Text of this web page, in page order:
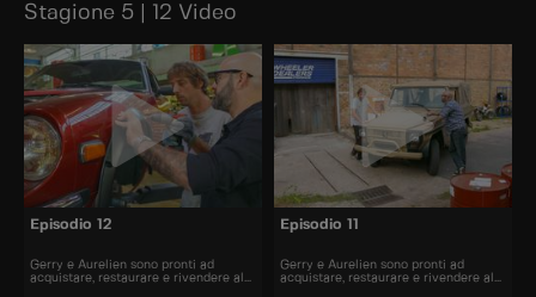
Stagione 5 | 12 Video
Episodio 12
Gerry e Aurelien sono pronti ad
acquistare, restaurare e rivendere al
Episodio 11
Gerry e Aurelien sono pronti ad
acquistare, restaurare e rivendere al